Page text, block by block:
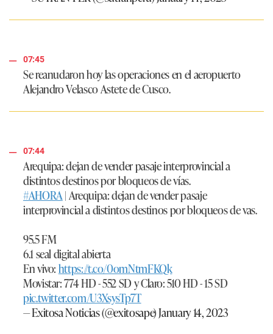
07:45
Se reanudaron hoy las operaciones en el aeropuerto
Alejandro Velasco Astete de Cusco.
07:44
Arequipa: dejan de vender pasaje interprovincial a
distintos destinos por bloqueos de vías.
#AHORA| Arequipa: dejan de vender pasaje
interprovincial a distintos destinos por bloqueos de vas.
95.5 FM
6.1 seal digital abierta
En vivo:https://t.co/0omNtmFKQk
Movistar: 774 HD - 552 SD y Claro: 510 HD - 15 SD
pic.twitter.com/U3XsysTp7T
— Exitosa Noticias (@exitosape)January 14, 2023